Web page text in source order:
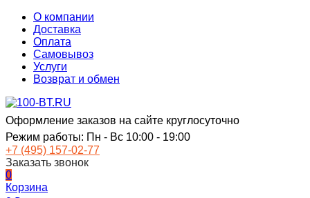
О компании
Доставка
Оплата
Самовывоз
Услуги
Возврат и обмен
Оформление заказов на сайте круглосуточно
Режим работы: Пн - Вс 10:00 - 19:00
+7 (495) 157-02-77
Заказать звонок
0
Корзина